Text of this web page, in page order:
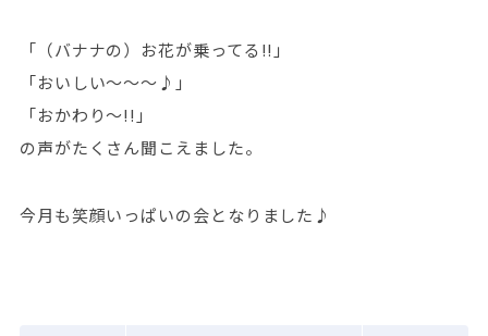
「（バナナの）お花が乗ってる!!」
「おいしい～～～♪」
「おかわり～!!」
の声がたくさん聞こえました。
今月も笑顔いっぱいの会となりました♪